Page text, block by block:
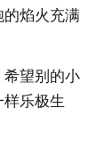
的焰火充满
希望别的小
乐极生